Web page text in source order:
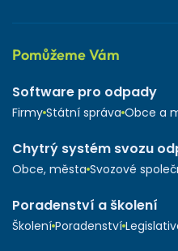
Pomůžeme Vám
Software pro odpady
Firmy Státní správa Obce a
Chytrý systém svozu
Obce, města Svozové
Poradenství a školení
Školení Poradenství